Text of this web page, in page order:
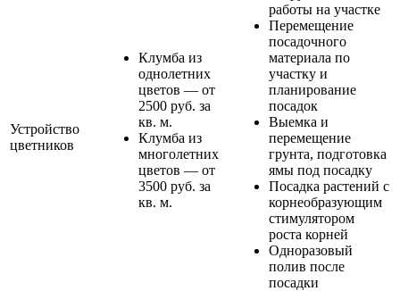
Устройство
цветников
Клумба из
однолетних
цветов — от
2500 руб. за
кв. м.
Клумба из
многолетних
цветов — от
3500 руб. за
кв. м.
работы на участке
Перемещение
посадочного
материала по
участку и
планирование
посадок
Выемка и
перемещение
грунта, подготовка
ямы под посадку
Посадка растений с
корнеобразующим
стимулятором
роста корней
Одноразовый
полив после
посадки